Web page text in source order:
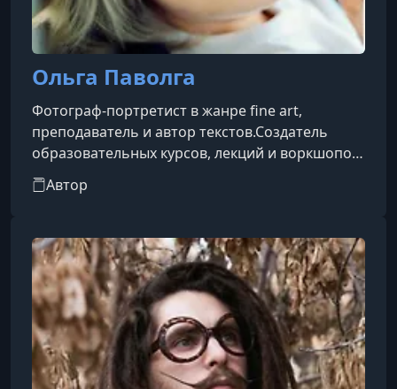
Ольга Паволга
Фотограф-портретист в жанре fine art,
преподаватель и автор текстов.Создатель
образовательных курсов, лекций и воркшопов
по следующим направлениям:Fine art и
сказочные фотосессии.Работа с цветом в
реализации.Поиск вдохновения и создание
уникальных образов.Предметная
художественная съёмка.
Автор